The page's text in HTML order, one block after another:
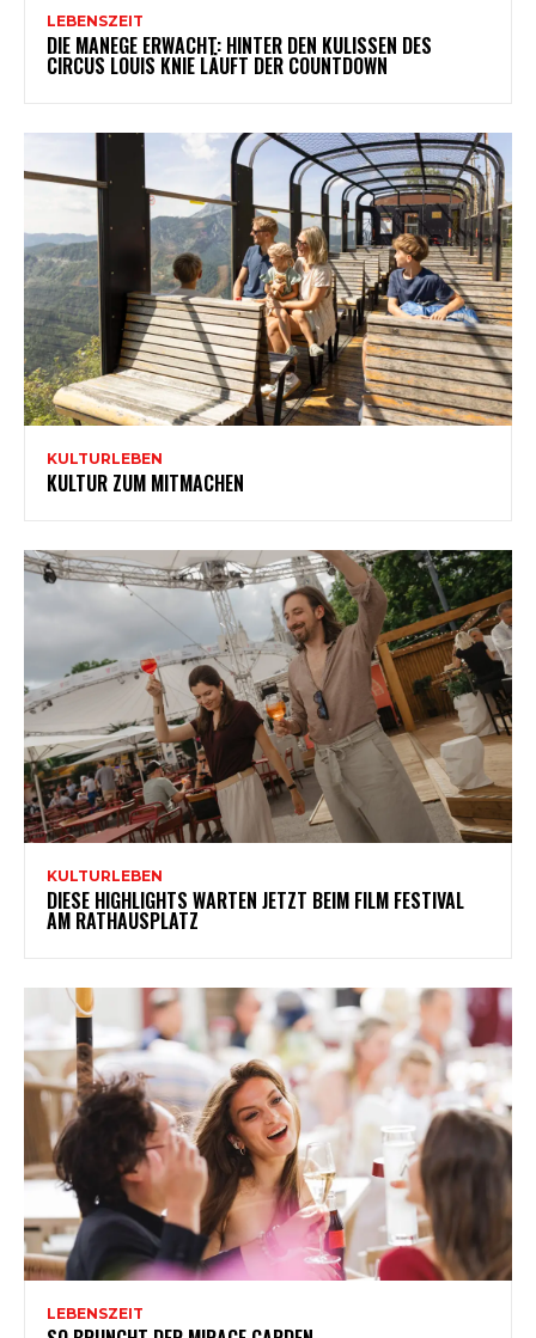
LEBENSZEIT
DIE MANEGE ERWACHT: HINTER DEN KULISSEN DES
CIRCUS LOUIS KNIE LÄUFT DER COUNTDOWN
KULTURLEBEN
KULTUR ZUM MITMACHEN
KULTURLEBEN
DIESE HIGHLIGHTS WARTEN JETZT BEIM FILM FESTIVAL
AM RATHAUSPLATZ
LEBENSZEIT